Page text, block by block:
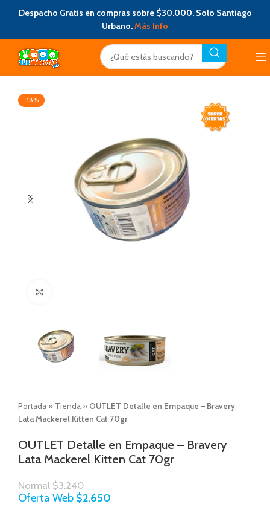
Despacho Gratis en compras sobre $30.000. Solo Santiago
Urbano.Más Info
-18%
Portada » Tienda » OUTLET Detalle en Empaque – Bravery
Lata Mackerel Kitten Cat 70gr
OUTLET Detalle en Empaque – Bravery
Lata Mackerel Kitten Cat 70gr
Normal$3.240
Oferta Web $2.650